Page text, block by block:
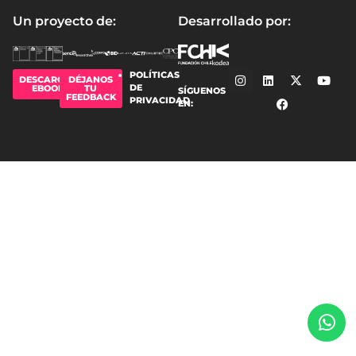
Un proyecto de: Desarrollado por:
DESCARGAR
EBOOK
DÉJANOS
TU
FEEDBACK
POLÍTICAS
DE
PRIVACIDAD
SÍGUENOS
EN: